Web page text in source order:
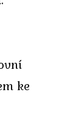
ke